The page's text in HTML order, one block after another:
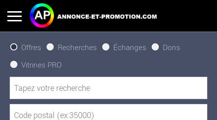
Offres Recherches Échanges
Dons
Vitrines PRO